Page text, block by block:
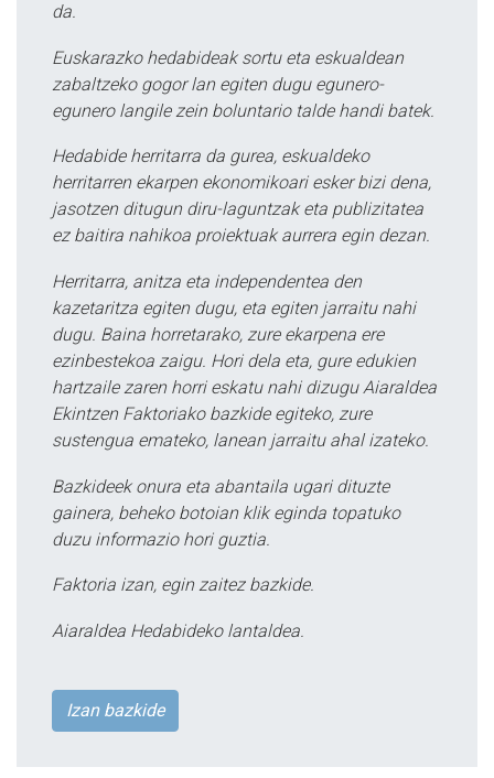
da.
Euskarazko hedabideak sortu eta eskualdean
zabaltzeko gogor lan egiten dugu egunero-
egunero langile zein boluntario talde handi batek.
Hedabide herritarra da gurea, eskualdeko
herritarren ekarpen ekonomikoari esker bizi dena,
jasotzen ditugun diru-laguntzak eta publizitatea
ez baitira nahikoa proiektuak aurrera egin dezan.
Herritarra, anitza eta independentea den
kazetaritza egiten dugu, eta egiten jarraitu nahi
dugu. Baina horretarako, zure ekarpena ere
ezinbestekoa zaigu. Hori dela eta, gure edukien
hartzaile zaren horri eskatu nahi dizugu Aiaraldea
Ekintzen Faktoriako bazkide egiteko, zure
sustengua emateko, lanean jarraitu ahal izateko.
Bazkideek onura eta abantaila ugari dituzte
gainera, beheko botoian klik eginda topatuko
duzu informazio hori guztia.
Faktoria izan, egin zaitez bazkide.
Aiaraldea Hedabideko lantaldea.
Izan bazkide